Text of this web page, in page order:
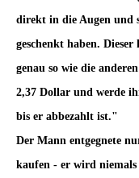
direkt in die Augen und
geschenkt haben.
genau so wie die
2,37 Dollar und werde
bis er abbezahlt ist."
Der Mann entgegnete
kaufen - er wird